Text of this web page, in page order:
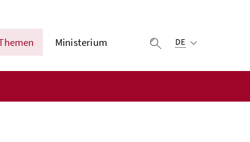
Ministerium Suche einblenden
DE